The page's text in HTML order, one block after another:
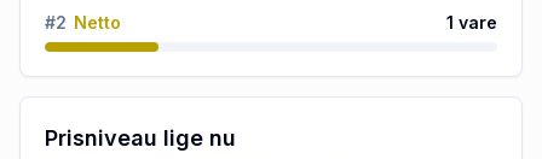
#2 Netto 1 vare
Prisniveau lige nu